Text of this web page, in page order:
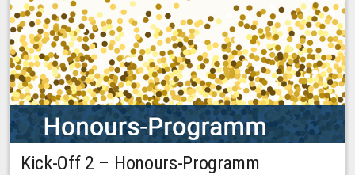
Kick-Off 2 – Honours-Programm